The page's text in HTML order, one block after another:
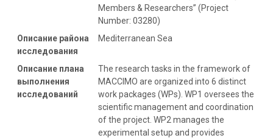
Members & Researchers” (Project
Number: 03280)
Описание района
исследования
Mediterranean Sea
Описание плана
выполнения
исследований
The research tasks in the framework of
MACCIMO are organized into 6 distinct
work packages (WPs). WP1 oversees the
scientific management and coordination
of the project. WP2 manages the
experimental setup and provides